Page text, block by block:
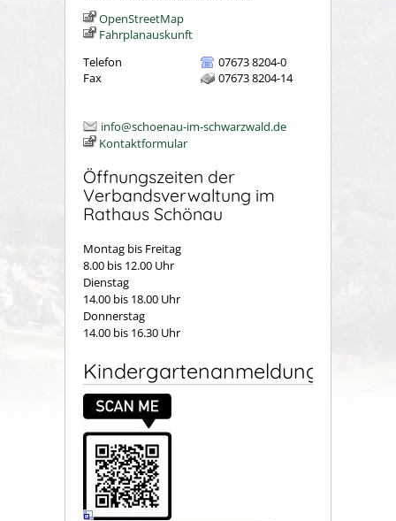
OpenStreetMap
Fahrplanauskunft
Telefon
07673 8204-0
Fax
07673 8204-14
info@schoenau-im-schwarzwald.de
Kontaktformular
Öffnungszeiten der
Verbandsverwaltung im
Rathaus Schönau
Montag bis Freitag
8.00 bis 12.00 Uhr
Dienstag
14.00 bis 18.00 Uhr
Donnerstag
14.00 bis 16.30 Uhr
Kindergartenanmeldung